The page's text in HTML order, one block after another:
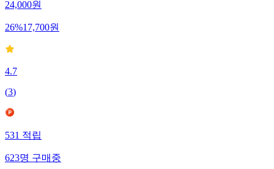
24,000원
26%17,700원
4.7
(3)
531적립
623명구매중